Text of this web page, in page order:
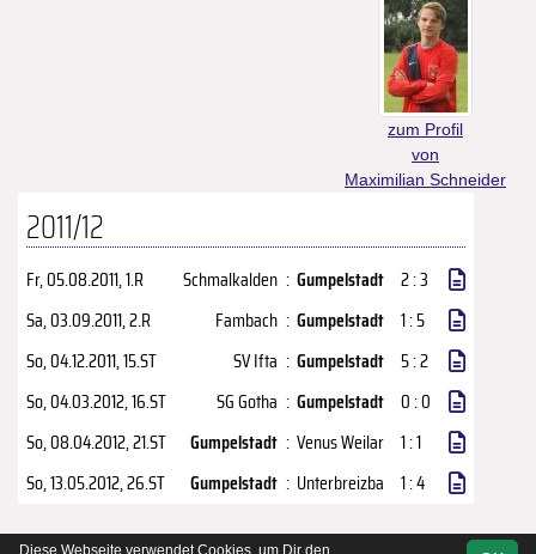
zum Profil
von
Maximilian Schneider
2011/12
Fr, 05.08.2011, 1.R Schmalkalden : Gumpelstadt 2 : 3
Sa, 03.09.2011, 2.R Fambach : Gumpelstadt 1 : 5
So, 04.12.2011, 15.ST SV Ifta : Gumpelstadt 5 : 2
So, 04.03.2012, 16.ST SG Gotha : Gumpelstadt 0 : 0
So, 08.04.2012, 21.ST Gumpelstadt : Venus Weilar 1 : 1
So, 13.05.2012, 26.ST Gumpelstadt : Unterbreizba 1 : 4
Diese Webseite verwendet Cookies, um Dir den